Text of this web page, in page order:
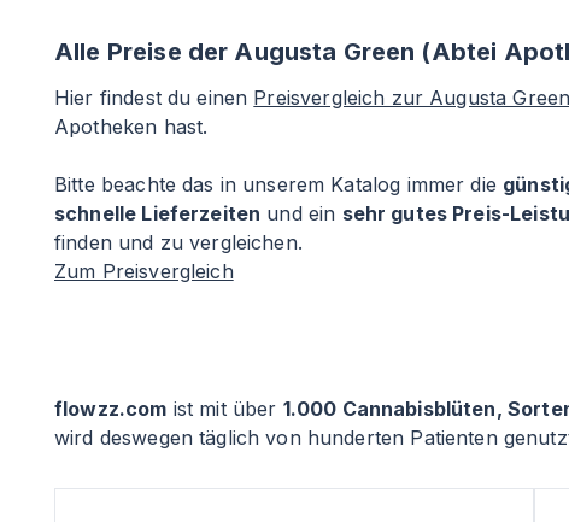
Alle Preise der Augusta Green (Abtei
Hier findest du einen Preisvergleich zur Augusta
Apotheken hast.
Bitte beachte das in unserem Katalog immer die
schnelle Lieferzeiten und ein sehr gutes Preis-
finden und zu vergleichen.
Zum Preisvergleich
flowzz.com ist mit über 1.000 Cannabisblüten,
wird deswegen täglich von hunderten Patienten